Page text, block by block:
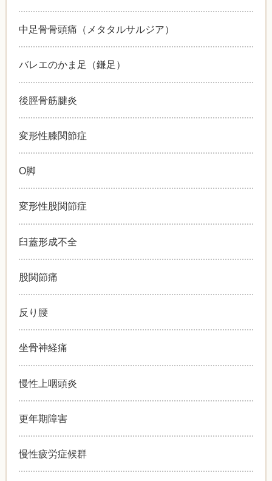
中足骨骨頭痛（メタタルサルジア）
バレエのかま足（鎌足）
後脛骨筋腱炎
変形性膝関節症
O脚
変形性股関節症
臼蓋形成不全
股関節痛
反り腰
坐骨神経痛
慢性上咽頭炎
更年期障害
慢性疲労症候群